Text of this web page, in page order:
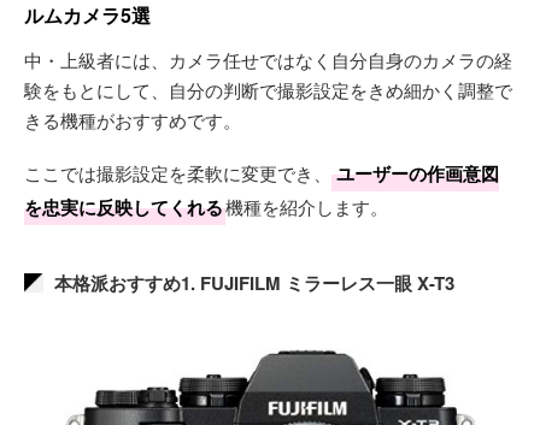
ルムカメラ5選
中・上級者には、カメラ任せではなく自分自身のカメラの経
験をもとにして、自分の判断で撮影設定をきめ細かく調整で
きる機種がおすすめです。
ここでは撮影設定を柔軟に変更でき、
ユーザーの作画意図
を忠実に反映してくれる機種を紹介します。
本格派おすすめ1. FUJIFILM ミラーレス一眼 X-T3